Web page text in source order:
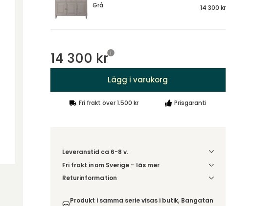
Grå 14 300 kr
14 300 kr
Lägg i varukorg
Fri frakt över 1.500 kr Prisgaranti
Leveranstid ca 6-8 v.
Fri frakt inom Sverige - läs mer
Denna vara skickas till din port/tomtgräns. Innan
andra produkter skickas hela ordern tillsammans.
Returinformation
omfattas därför inte av ångerrätten.
Produkt i samma serie visas i butik, Bangatan